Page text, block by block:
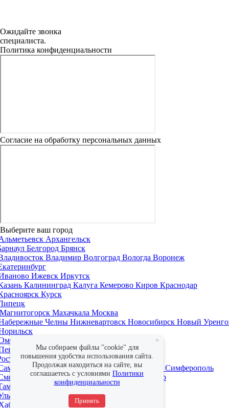
Ожидайте звонка
специалиста.
Политика конфиденциальности
Согласие на обработку персональных данных
Выберите ваш город
Архангельск
Белгород Брянск
Владимир Волгоград Вологда Воронеж
Ижевск Иркутск
Калининград Калуга Кемерово Киров Краснодар
Курск
Магнитогорск Махачкала Москва
Челны Нижневартовск Новосибирск Новый
Пермь
на-ДонуРязань
Санкт-ПетербургСаратовСевастополь Симферополь
СочиСтавропольСургутСыктывкар
ТольяттиТомскТула
×
Мы собираем файлы "cookie" для
повышения удобства использования сайта.
Продолжая находиться на сайте, вы
соглашаетесь с условиями Политики
конфиденциальности
Принять